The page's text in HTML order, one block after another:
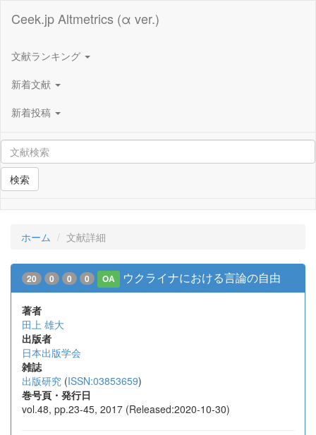
Ceek.jp Altmetrics (α ver.)
文献ランキング
新着文献
新着投稿
検索
ホーム 文献詳細
20 0 0 0 OA ウクライナにおける言論の自由
著者
田上 雄大
出版者
日本出版学会
雑誌
出版研究 (ISSN:03853659)
巻号頁・発行日
vol.48, pp.23-45, 2017 (Released:2020-10-30)